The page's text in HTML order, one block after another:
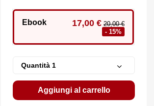
Ebook 17,00 € 20,00 €
- 15%
Quantità
Aggiungi al carrello